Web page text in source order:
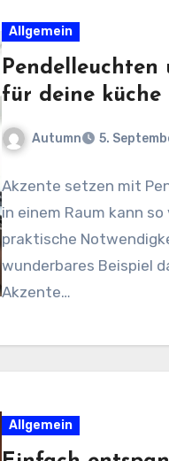
Allgemein
Pendelleuchten
für deine küche
Autumn 5.
Akzente setzen mit
in einem Raum kann
praktische
wunderbares Beispiel
Akzente…
Allgemein